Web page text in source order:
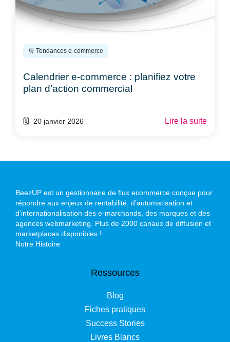
🛒 Tendances e-commerce
Calendrier e-commerce : planifiez votre
plan d’action commercial
🗓️ 20 janvier 2026 Lire la suite
BeezUP est un gestionnaire de flux ecommerce conçue pour
répondre aux enjeux de rentabilité, d’automatisation et
d’internationalisation des e-marchands, des marques et des
agences webmarketing. Plus de 2000 canaux de diffusion et
marketplaces disponibles !
Notre Histoire
Ressources
Blog
Fiches pratiques
Success Stories
Livres Blancs